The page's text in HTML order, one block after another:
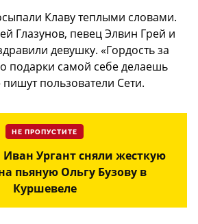
Клаву теплыми словами.
Глазунов, певец Элвин Грей и
девушку. «Гордость за
подарки самой себе делаешь
пользователи Сети.
НЕ ПРОПУСТИТЕ
Ургант сняли жесткую
пьяную Ольгу Бузову в
Куршевеле